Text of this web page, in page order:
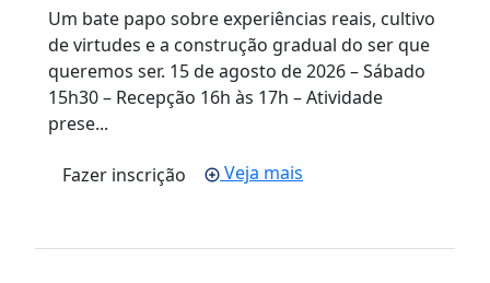
Um bate papo sobre experiências reais, cultivo
de virtudes e a construção gradual do ser que
queremos ser. 15 de agosto de 2026 – Sábado
15h30 – Recepção 16h às 17h – Atividade
prese...
Fazer inscrição Veja mais